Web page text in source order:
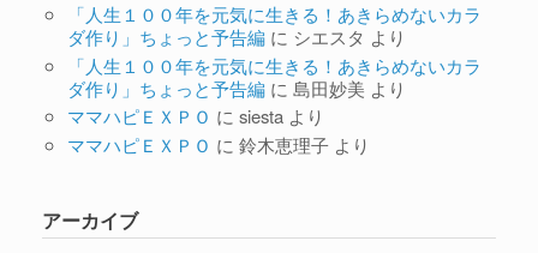
「人生１００年を元気に生きる！あきらめないカラ
ダ作り」ちょっと予告編に シエスタ より
「人生１００年を元気に生きる！あきらめないカラ
ダ作り」ちょっと予告編に 島田妙美 より
ママハピＥＸＰＯ に siestaより
ママハピＥＸＰＯ に 鈴木恵理子より
アーカイブ